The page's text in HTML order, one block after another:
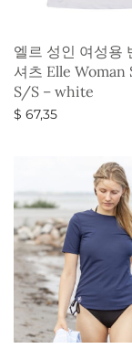
엘르 성인 여성용
셔츠 Elle
S/S – white
$ 67,35